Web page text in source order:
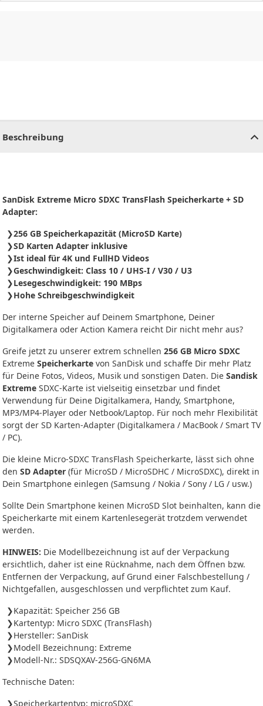
Beschreibung
SanDisk Extreme Micro SDXC TransFlash Speicherkarte + SD
Adapter:
256 GB Speicherkapazität (MicroSD Karte)
SD Karten Adapter inklusive
Ist ideal für 4K und FullHD Videos
Geschwindigkeit: Class 10 / UHS-I / V30 / U3
Lesegeschwindigkeit: 190 MBps
Hohe Schreibgeschwindigkeit
Der interne Speicher auf Deinem Smartphone, Deiner
Digitalkamera oder Action Kamera reicht Dir nicht mehr aus?
Greife jetzt zu unserer extrem schnellen 256 GB Micro SDXC
Extreme Speicherkarte von SanDisk und schaffe Dir mehr Platz
für Deine Fotos, Videos, Musik und sonstigen Daten. Die Sandisk
Extreme SDXC-Karte ist vielseitig einsetzbar und findet
Verwendung für Deine Digitalkamera, Handy, Smartphone,
MP3/MP4-Player oder Netbook/Laptop. Für noch mehr Flexibilität
sorgt der SD Karten-Adapter (Digitalkamera / MacBook / Smart TV
/ PC).
Die kleine Micro-SDXC TransFlash Speicherkarte, lässt sich ohne
den SD Adapter (für MicroSD / MicroSDHC / MicroSDXC), direkt in
Dein Smartphone einlegen (Samsung / Nokia / Sony / LG / usw.)
Sollte Dein Smartphone keinen MicroSD Slot beinhalten, kann die
Speicherkarte mit einem Kartenlesegerät trotzdem verwendet
werden.
HINWEIS: Die Modellbezeichnung ist auf der Verpackung
ersichtlich, daher ist eine Rücknahme, nach dem Öffnen bzw.
Entfernen der Verpackung, auf Grund einer Falschbestellung /
Nichtgefallen, ausgeschlossen und verpflichtet zum Kauf.
Kapazität: Speicher 256 GB
Kartentyp: Micro SDXC (TransFlash)
Hersteller: SanDisk
Modell Bezeichnung: Extreme
Modell-Nr.: SDSQXAV-256G-GN6MA
Technische Daten:
Speicherkartentyp: microSDXC